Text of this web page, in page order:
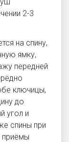
2-3
на спину,
ямку,
передней
ключицы,
до
угол и
спины при
приёмы